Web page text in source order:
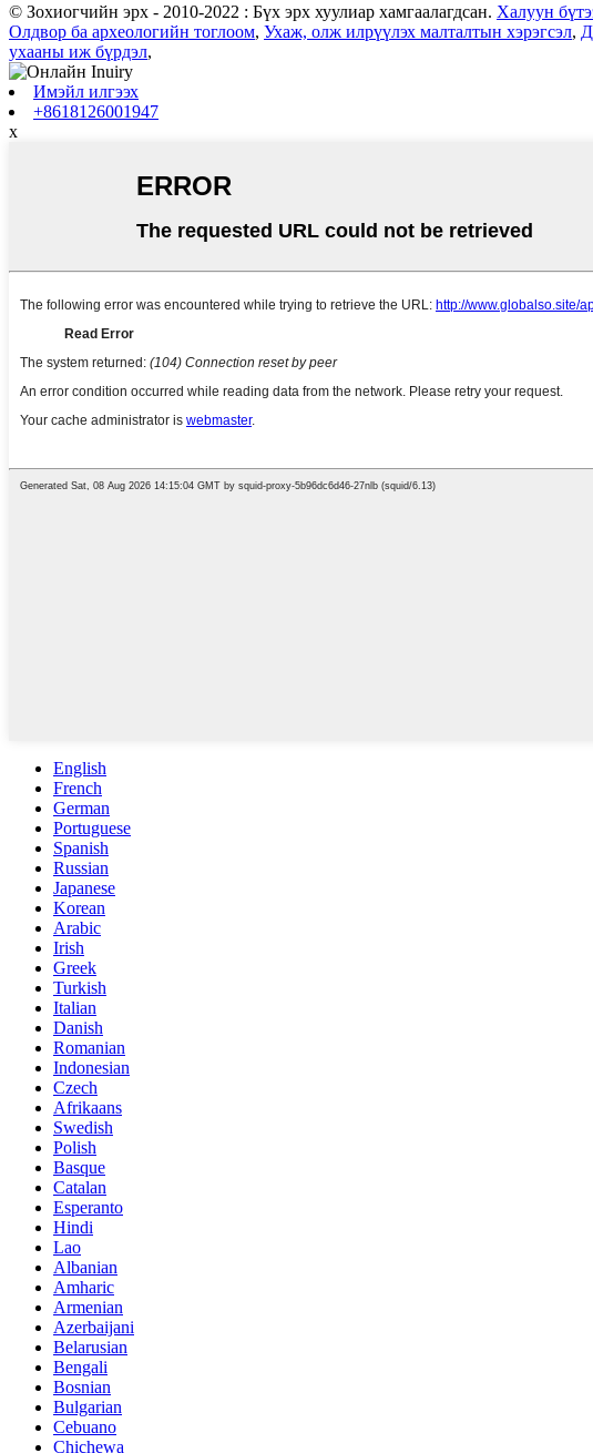
© Зохиогчийн эрх - 2010-2022 : Бүх эрх хуулиар хамгаалагдсан. Халуун
Олдвор ба археологийн тоглоом, Ухаж, олж илрүүлэх малталтын хэрэгсэл,
ухааны иж бүрдэл,
Имэйл илгээх
+8618126001947
x
English
French
German
Portuguese
Spanish
Russian
Japanese
Korean
Arabic
Irish
Greek
Turkish
Italian
Danish
Romanian
Indonesian
Czech
Afrikaans
Swedish
Polish
Basque
Catalan
Esperanto
Hindi
Lao
Albanian
Amharic
Armenian
Azerbaijani
Belarusian
Bengali
Bosnian
Bulgarian
Cebuano
Chichewa